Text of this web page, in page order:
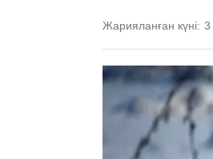
Жарияланған күні: 3